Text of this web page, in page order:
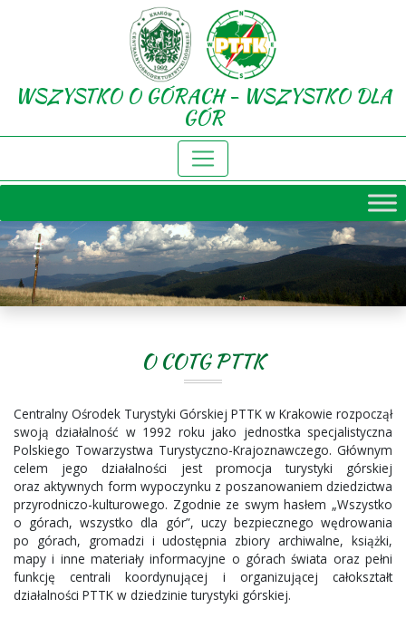
WSZYSTKO O GÓRACH - WSZYSTKO DLA
GÓR
O COTG PTTK
Centralny Ośrodek Turystyki Górskiej PTTK w Krakowie rozpoczął
swoją działalność w 1992 roku jako jednostka specjalistyczna
Polskiego Towarzystwa Turystyczno-Krajoznawczego. Głównym
celem jego działalności jest promocja turystyki górskiej
oraz aktywnych form wypoczynku z poszanowaniem dziedzictwa
przyrodniczo-kulturowego. Zgodnie ze swym hasłem „Wszystko
o górach, wszystko dla gór”, uczy bezpiecznego wędrowania
po górach, gromadzi i udostępnia zbiory archiwalne, książki,
mapy i inne materiały informacyjne o górach świata oraz pełni
funkcję centrali koordynującej i organizującej całokształt
działalności PTTK w dziedzinie turystyki górskiej.